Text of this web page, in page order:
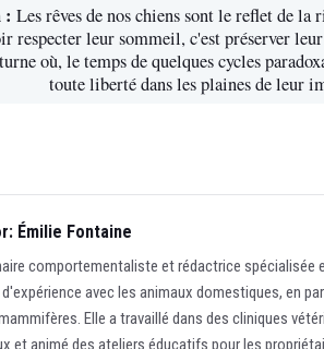
: Les rêves de nos chiens sont le reflet de
respecter leur sommeil, c'est préserver
où, le temps de quelques cycles
toute liberté dans les plaines de leur
Émilie Fontaine
comportementaliste et rédactrice spécialisée
avec les animaux domestiques, en
Elle a travaillé dans des cliniques
et animé des ateliers éducatifs pour les